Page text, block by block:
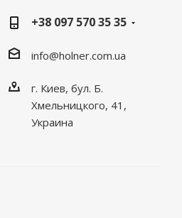
+38 097 570 35 35
info@holner.com.ua
г. Киев, бул. Б.
Хмельницкого, 41,
Украина